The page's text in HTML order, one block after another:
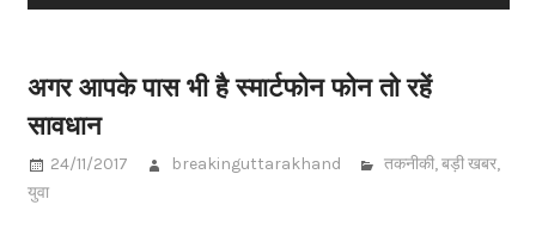
अगर आपके पास भी है स्मार्टफोन फोन तो रहें
सावधान
24/11/2017 breakinguttarakhand तकनीकी,बड़ी खबर,
युवा